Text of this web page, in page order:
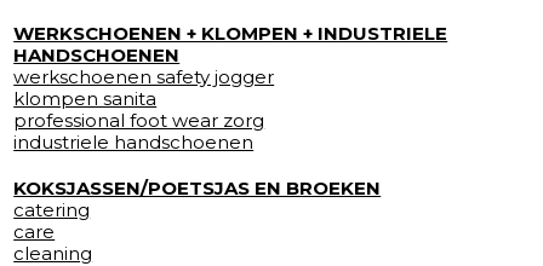
WERKSCHOENEN + KLOMPEN + INDUSTRIELE
HANDSCHOENEN
werkschoenen safety jogger
klompen sanita
professional foot wear zorg
industriele handschoenen
KOKSJASSEN/POETSJAS EN BROEKEN
catering
care
cleaning